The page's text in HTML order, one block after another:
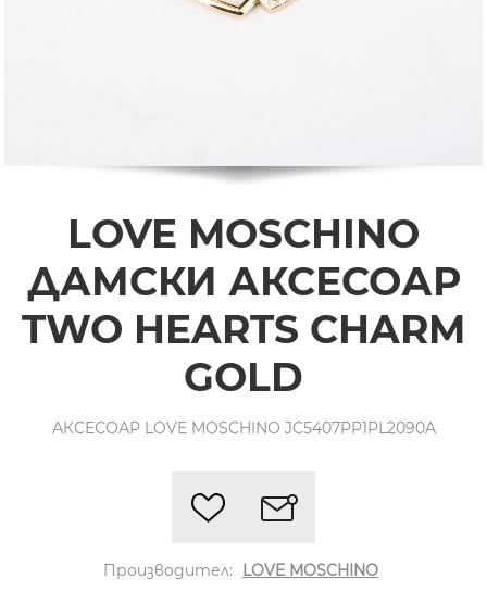
LOVE MOSCHINO
ДАМСКИ АКСЕСОАР
TWO HEARTS CHARM
GOLD
АКСЕСОАР LOVE MOSCHINO JC5407PP1PL2090A
Производител: LOVE MOSCHINO